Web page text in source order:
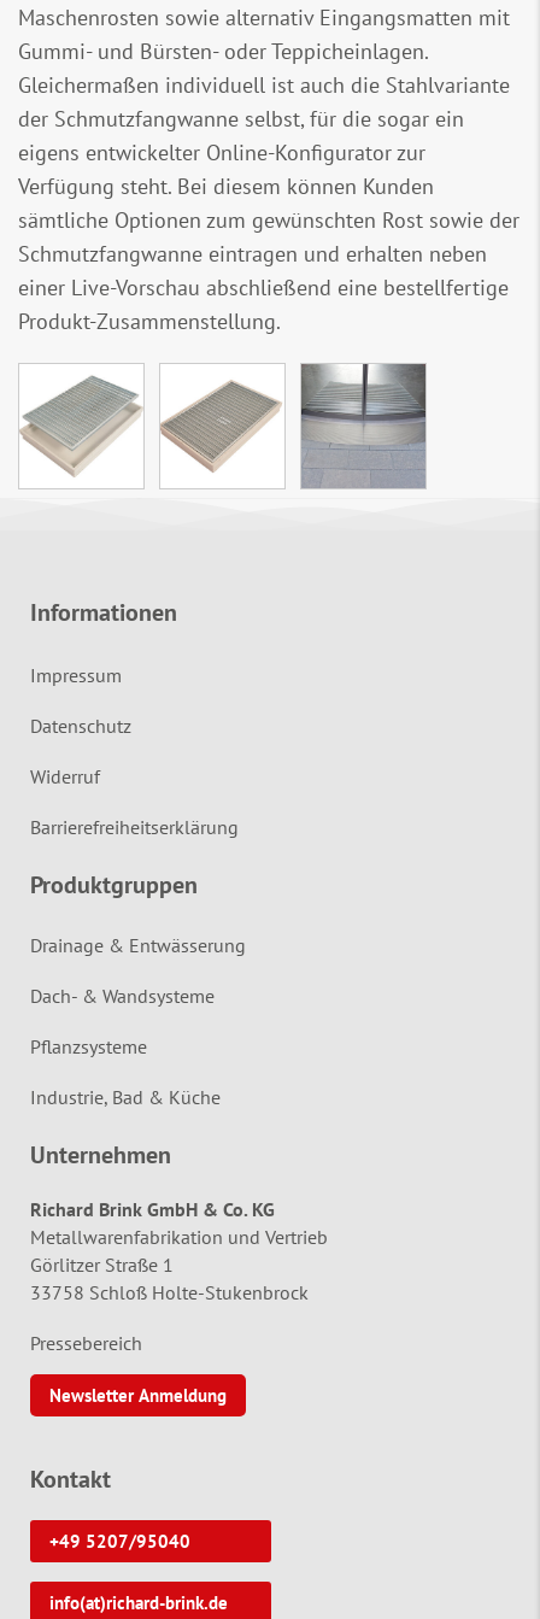
Maschenrosten sowie alternativ Eingangsmatten mit
Gummi- und Bürsten- oder Teppicheinlagen.
Gleichermaßen individuell ist auch die Stahlvariante
der Schmutzfangwanne selbst, für die sogar ein
eigens entwickelter Online-Konfigurator zur
Verfügung steht. Bei diesem können Kunden
sämtliche Optionen zum gewünschten Rost sowie der
Schmutzfangwanne eintragen und erhalten neben
einer Live-Vorschau abschließend eine bestellfertige
Produkt-Zusammenstellung.
Informationen
Impressum
Datenschutz
Widerruf
Barrierefreiheitserklärung
Produktgruppen
Drainage & Entwässerung
Dach- & Wandsysteme
Pflanzsysteme
Industrie, Bad & Küche
Unternehmen
Richard Brink GmbH & Co. KG
Metallwarenfabrikation und Vertrieb
Görlitzer Straße 1
33758 Schloß Holte-Stukenbrock
Pressebereich
Newsletter Anmeldung
Kontakt
+49 5207/95040
info(at)richard-brink.de